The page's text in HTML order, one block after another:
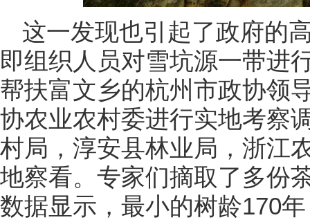
这一发现也引起了政府的
即组织人员对雪坑源一带进
帮扶富文乡的杭州市政协领
协农业农村委进行实地考察
村局，淳安县林业局，浙江
地察看。专家们摘取了多份
数据显示，最小的树龄170